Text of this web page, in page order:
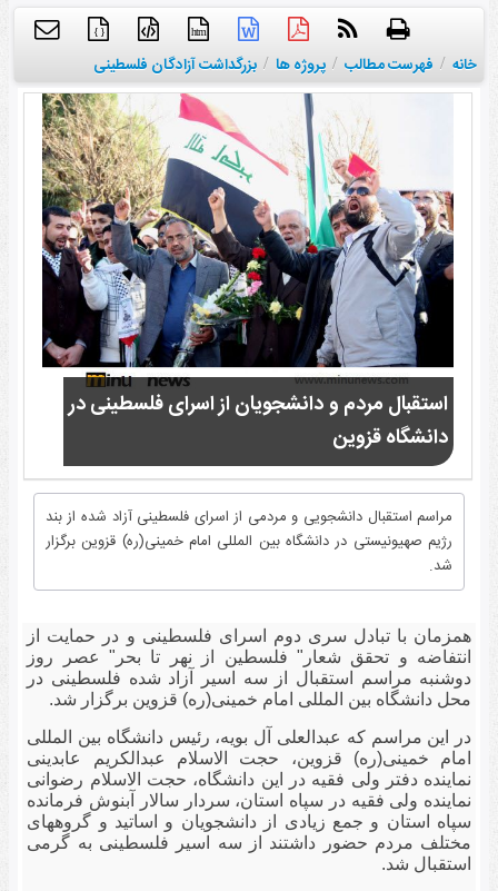
htm
{ }
خانه / فهرست مطالب / پروژه ها / بزرگداشت آزادگان فلسطینی
استقبال مردم و دانشجویان از اسرای فلسطینی در
دانشگاه قزوین
مراسم استقبال دانشجویی و مردمی از اسرای فلسطینی آزاد شده از بند
رژیم صهیونیستی در دانشگاه بین المللی امام خمینی(ره) قزوین برگزار
شد.
همزمان با تبادل سری دوم اسرای فلسطینی و در حمایت از
انتفاضه و تحقق شعار" فلسطین از نهر تا بحر" عصر روز
دوشنبه مراسم استقبال از سه اسیر آزاد شده فلسطینی در
محل دانشگاه بین المللی امام خمینی(ره) قزوین برگزار شد.
در این مراسم که عبدالعلی آل بویه، رئیس دانشگاه بین المللی
امام خمینی(ره) قزوین، حجت الاسلام عبدالکریم عابدینی
نماینده دفتر ولی فقیه در این دانشگاه، حجت الاسلام رضوانی
نماینده ولی فقیه در سپاه استان، سردار سالار آبنوش فرمانده
سپاه استان و جمع زیادی از دانشجویان و اساتید و گروههای
مختلف مردم حضور داشتند از سه اسیر فلسطینی به گرمی
استقبال شد.